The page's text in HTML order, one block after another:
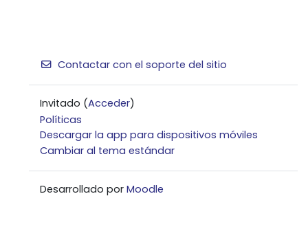
Contactar con el soporte del sitio
Invitado (Acceder)
Políticas
Descargar la app para dispositivos móviles
Cambiar al tema estándar
Desarrollado por Moodle